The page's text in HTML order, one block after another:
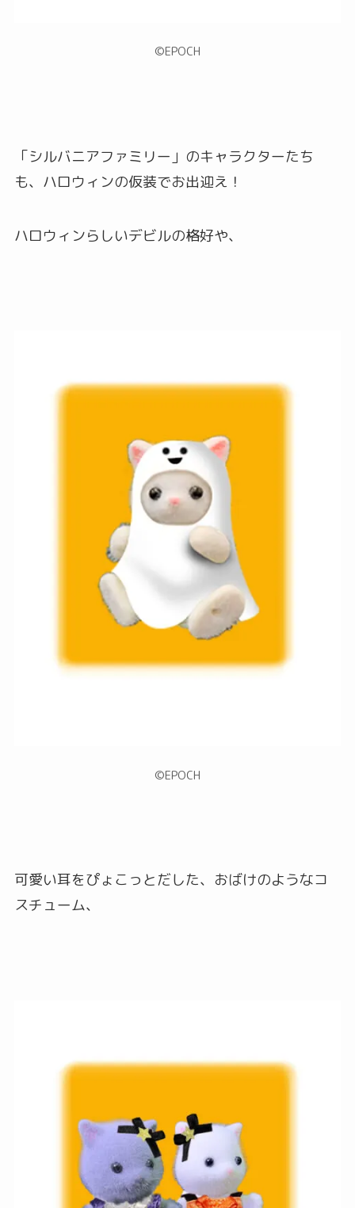
©︎EPOCH
「シルバニアファミリー」のキャラクターたち
も、ハロウィンの仮装でお出迎え！
ハロウィンらしいデビルの格好や、
©︎EPOCH
可愛い耳をぴょこっとだした、おばけのようなコ
スチューム、